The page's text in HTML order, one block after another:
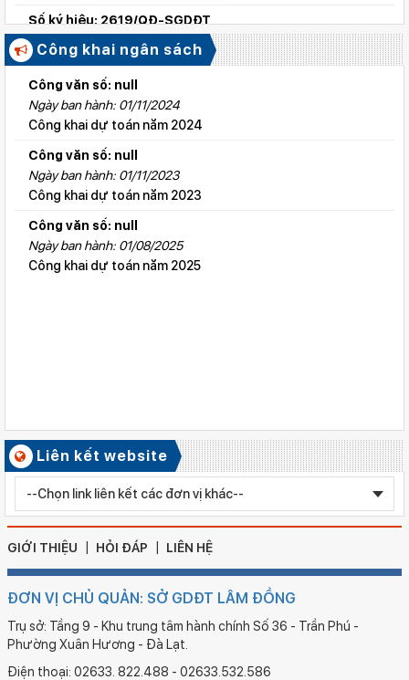
Số ký hiệu: 2619/QĐ-SGDĐT
Ngày ban hành: 06/08/2026
Quyết định công nhận kiểm định chất lượng giáo dục Trường
Tiểu học Lý Tự Trọng , xã Cư Jút.
Số ký hiệu: 2615/QĐ-SGDĐT
Ngày ban hành: 06/08/2026
Quyết định công nhận kiểm định chất lượng giáo dục Trường
Tiểu học Nguyễn Bỉnh Khiêm, xã Đức linh.
Số ký hiệu: 2647/QĐ-SGDĐT
Ngày ban hành: 06/08/2026
QĐ cho phép thành lập TTNN-TH Anh Việt
Số ký hiệu: 2617/QĐ-SGDĐT
Số ký hiệu: 2577/QĐ-SGDĐT
Ngày ban hành: 05/08/2026
Chỉnh sửa bằng TN THPT LÊ HUỲNH NHƯ HẬU
Công khai ngân sách
Công văn số: null
Ngày ban hành: 01/11/2024
Công khai dự toán năm 2024
Công văn số: null
Ngày ban hành: 01/11/2023
Công khai dự toán năm 2023
Công văn số: null
Ngày ban hành: 01/08/2025
Công khai dự toán năm 2025
Liên kết website
GIỚI THIỆU HỎI ĐÁP LIÊN HỆ
ĐƠN VỊ CHỦ QUẢN: SỞ GDĐT LÂM ĐỒNG
Trụ sở: Tầng 9 - Khu trung tâm hành chính Số 36 - Trần Phú -
Phường Xuân Hương - Đà Lạt.
Điện thoại: 02633. 822.488 - 02633.532.586